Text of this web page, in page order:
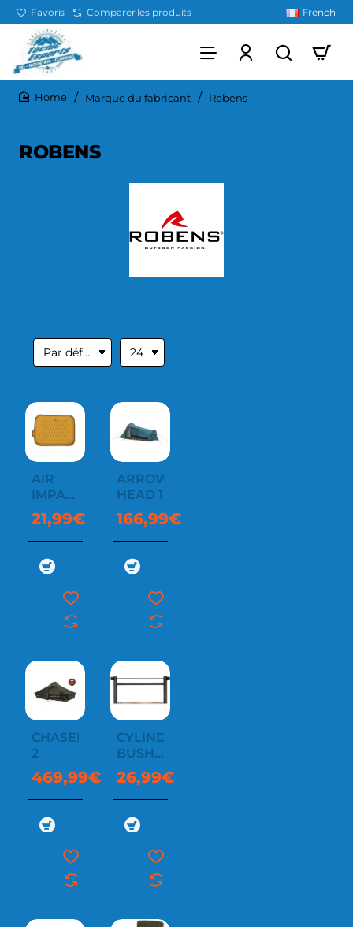
Favoris Comparer les produits French
Marque du fabricant Robens
ROBENS
AIR
IMPACT
SEAT
38
21,99€
ARROW
HEAD 1
166,99€
CHASER
2
469,99€
CYLINDER
BUSH
SAW
26,99€